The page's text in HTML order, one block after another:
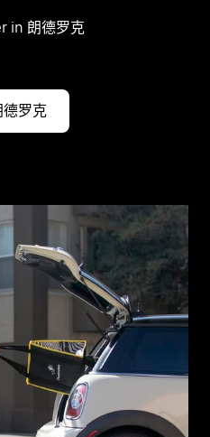
in 朗德罗克
罗克